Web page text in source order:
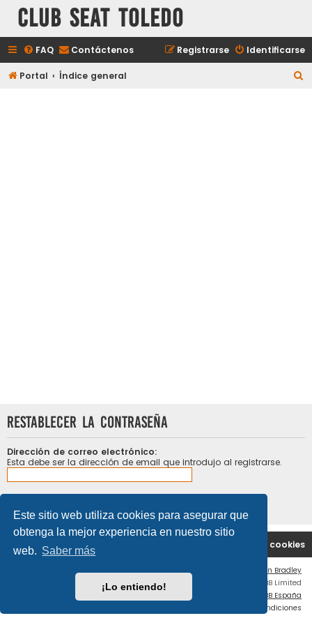
Este sitio web utiliza cookies para asegurar que
obtenga la mejor experiencia en nuestro sitio
web. Saber más
¡Lo entiendo!
Club Seat Toledo
FAQ Contáctenos Identificarse
Registrarse
Portal Índice general
Restablecer la contraseña
Dirección de correo electrónico:
Esta debe ser la dirección de email que introdujo al registrarse.
Portal Índice general Borrar cookies
Ian Bradley
Desarrollado porphpBB
® Forum Software © phpBB Limited
Traducción al español por
phpBB España
Condiciones